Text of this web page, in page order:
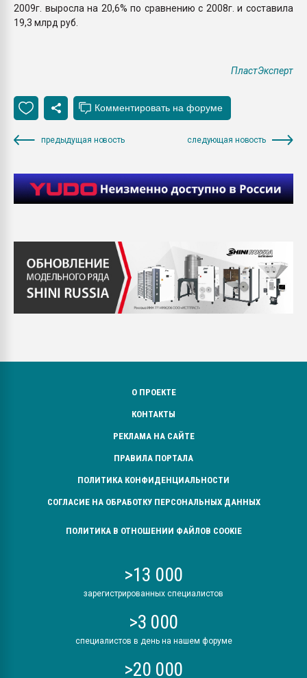
2009г. выросла на 20,6% по сравнению с 2008г. и составила
19,3 млрд руб.
ПластЭксперт
предыдущая новость следующая новость
О ПРОЕКТЕ
КОНТАКТЫ
РЕКЛАМА НА САЙТЕ
ПРАВИЛА ПОРТАЛА
ПОЛИТИКА КОНФИДЕНЦИАЛЬНОСТИ
СОГЛАСИЕ НА ОБРАБОТКУ ПЕРСОНАЛЬНЫХ ДАННЫХ
ПОЛИТИКА В ОТНОШЕНИИ ФАЙЛОВ COOKIE
>13 000
зарегистрированных специалистов
>3 000
специалистов в день на нашем форуме
>20 000